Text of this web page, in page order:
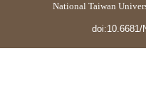
National Taiwan
doi:10.6681/